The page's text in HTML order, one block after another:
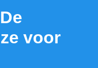
voor